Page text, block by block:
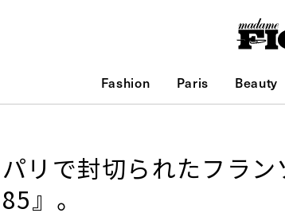
Fashion Paris Beauty
パリで封切られたフラ
85』。